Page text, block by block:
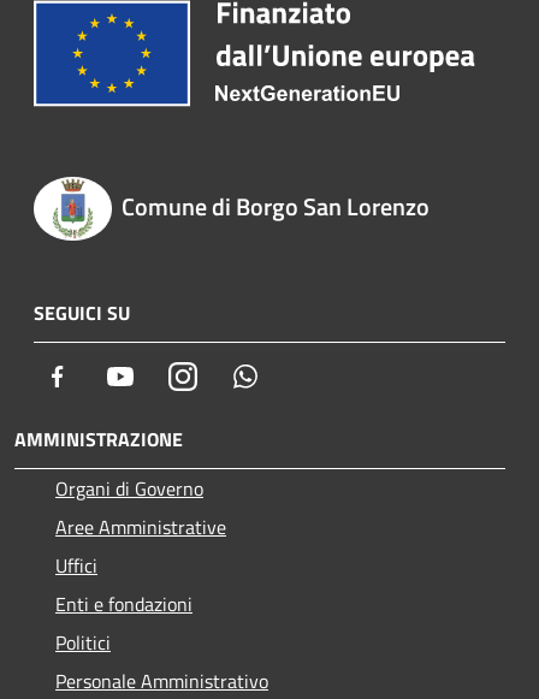
Comune di Borgo San Lorenzo
SEGUICI SU
Facebook YoutubeInstagram
AMMINISTRAZIONE
Organi di Governo
Aree Amministrative
Uffici
Enti e fondazioni
Politici
Personale Amministrativo